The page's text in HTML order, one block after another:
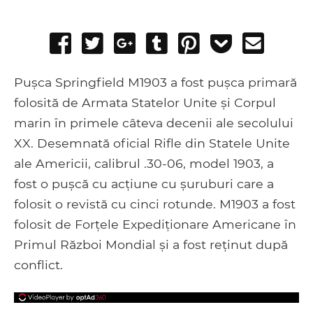
Share
Facebook
Tweet
Share
Google+
Post
Tumblr
Pin
Add
Pocket
Pușca Springfield M1903 a fost pușca primară
folosită de Armata Statelor Unite și Corpul
marin în primele câteva decenii ale secolului
XX. Desemnată oficial Rifle din Statele Unite
ale Americii, calibrul .30-06, model 1903, a
fost o pușcă cu acțiune cu șuruburi care a
folosit o revistă cu cinci rotunde. M1903 a fost
folosit de Forțele Expediționare Americane în
Primul Război Mondial și a fost reținut după
conflict.